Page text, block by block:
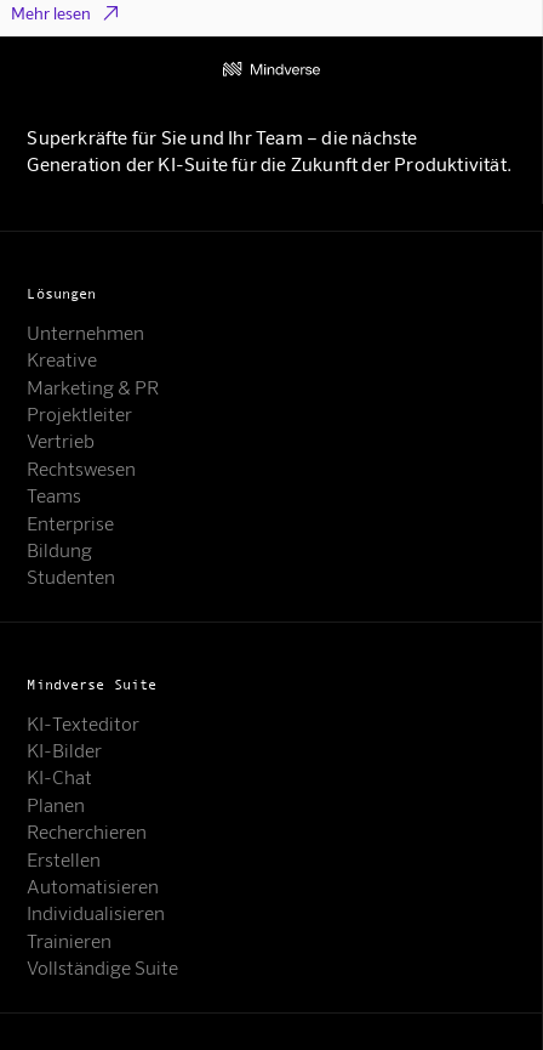
Mehr lesen 
Superkräfte für Sie und Ihr Team – die nächste
Generation der KI-Suite für die Zukunft der Produktivität.
Lösungen
Unternehmen
Kreative
Marketing & PR
Projektleiter
Vertrieb
Rechtswesen
Teams
Enterprise
Bildung
Studenten
Mindverse Suite
KI-Texteditor
KI-Bilder
KI-Chat
Planen
Recherchieren
Erstellen
Automatisieren
Individualisieren
Trainieren
Vollständige Suite